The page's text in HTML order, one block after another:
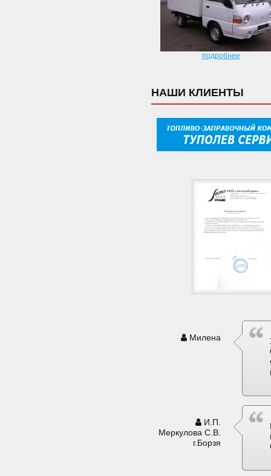
подробнее
НАШИ КЛИЕНТЫ
Милена
И.П.
Меркулова С.В.
г.Борзя